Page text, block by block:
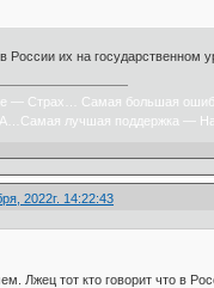
России их на государственном
— Страх… Самая большая
лучшая поддержка —
2022г. 14:22:43
Лжец тот кто говорит что в